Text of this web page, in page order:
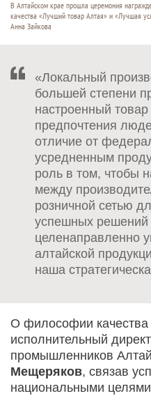
В Алтайском крае прошла церемония
качества «Лучший товар Алтая» и «Лучшая
Анна Зайкова
«Локальный
большей степени
настроенный
предпочтения
отличие от
усредненным
роль в том, чтобы
между
розничной сетью
успешных
целенаправленно
алтайской
наша
О философии качества
исполнительный
промышленников
Мещеряков, связав
национальными